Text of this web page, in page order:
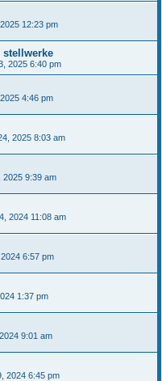
12:23 pm
stellwerke
2025 6:40 pm
4:46 pm
2025 8:03 am
2025 9:39 am
2024 11:08 am
6:57 pm
1:37 pm
9:01 am
2024 6:45 pm